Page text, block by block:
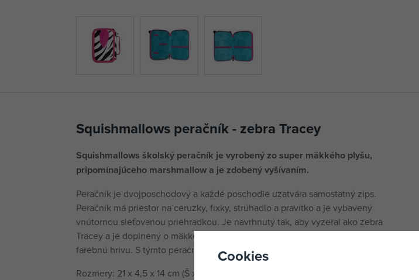
Squishmallows peračník - zebra Tracey
Squishmallows školský peračník je vyrobený zo super mäkkého plyšu,
pripomínajúceho marshmallow a je zdobený vyšívaním.
Peračník je dvojposchodový a každé poschodie uzatvára samostatný zips.
Peračník má priestor na ceruzky, fixky, strúhadlo a pravítko a je vybavený
vnútornou sieťovanou priehradkou. Je navrhnutý tak, aby vyzeral ako zebra
Tracey a je doplnený o mäkké 3D ušká, ktoré z peračníka vyčnievajú a
farebnú hrivu. S týmto peračníkom máte v škole ďalšieho kamaráta.
Rozmery: 21 x 4,5 x 14 cm (Š x V x H)
Cookies